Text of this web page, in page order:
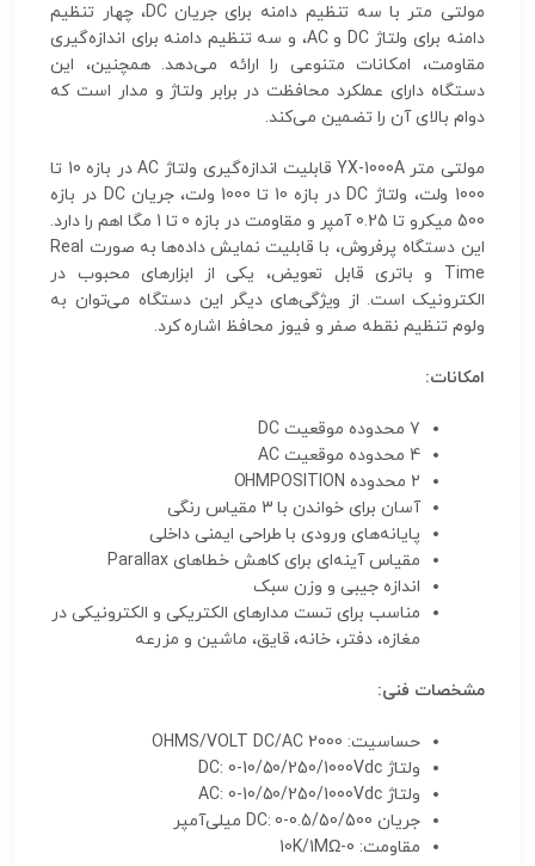
مولتی متر با سه تنظیم دامنه برای جریان DC، چهار تنظیم
دامنه برای ولتاژ DC و AC، و سه تنظیم دامنه برای اندازه‌گیری
مقاومت، امکانات متنوعی را ارائه می‌دهد. همچنین، این
دستگاه دارای عملکرد محافظت در برابر ولتاژ و مدار است که
دوام بالای آن را تضمین می‌کند.
مولتی متر YX-1000A قابلیت اندازه‌گیری ولتاژ AC در بازه 10 تا
1000 ولت، ولتاژ DC در بازه 10 تا 1000 ولت، جریان DC در بازه
500 میکرو تا 0.25 آمپر و مقاومت در بازه 0 تا 1 مگا اهم را دارد.
این دستگاه پرفروش، با قابلیت نمایش داده‌ها به صورت Real
Time و باتری قابل تعویض، یکی از ابزارهای محبوب در
الکترونیک است. از ویژگی‌های دیگر این دستگاه می‌توان به
ولوم تنظیم نقطه صفر و فیوز محافظ اشاره کرد.
امکانات:
7 محدوده موقعیت DC
4 محدوده موقعیت AC
2 محدوده OHMPOSITION
آسان برای خواندن با 3 مقیاس رنگی
پایانه‌های ورودی با طراحی ایمنی داخلی
مقیاس آینه‌ای برای کاهش خطاهای Parallax
اندازه جیبی و وزن سبک
مناسب برای تست مدارهای الکتریکی و الکترونیکی در
مغازه، دفتر، خانه، قایق، ماشین و مزرعه
مشخصات فنی:
حساسیت: 2000 OHMS/VOLT DC/AC
ولتاژ DC: 0-10/50/250/1000Vdc
ولتاژ AC: 0-10/50/250/1000Vdc
جریان DC: 0-0.5/50/500 میلی‌آمپر
مقاومت: 0-10K/1MΩ